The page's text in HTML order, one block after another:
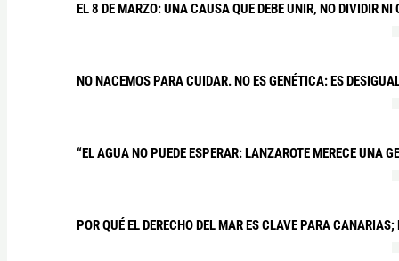
EL 8 DE MARZO: UNA CAUSA QUE DEBE UNIR, NO DIVIDIR
NO NACEMOS PARA CUIDAR. NO ES GENÉTICA: ES
“EL AGUA NO PUEDE ESPERAR: LANZAROTE MERECE UNA
POR QUÉ EL DERECHO DEL MAR ES CLAVE PARA